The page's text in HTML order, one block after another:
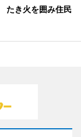
たき火を囲み住民